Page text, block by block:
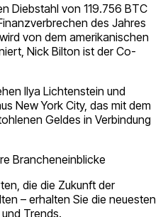
Diebstahl von 119.756 BTC
des Jahres
von dem amerikanischen
Nick Bilton ist der Co-
Ilya Lichtenstein und
New York City, das mit dem
Geldes in Verbindung
Brancheneinblicke
die die Zukunft der
– erhalten Sie die neuesten
Trends.